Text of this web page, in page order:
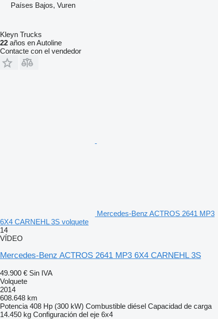
Países Bajos, Vuren
Kleyn Trucks
22 años en Autoline
Contacte con el vendedor
Mercedes-Benz ACTROS 2641 MP3
6X4 CARNEHL 3S volquete
14
VÍDEO
Mercedes-Benz ACTROS 2641 MP3 6X4 CARNEHL 3S
49.900 € Sin IVA
Volquete
2014
608.648 km
Potencia 408 Hp (300 kW) Combustible diésel Capacidad de carga
14.450 kg Configuración del eje 6x4